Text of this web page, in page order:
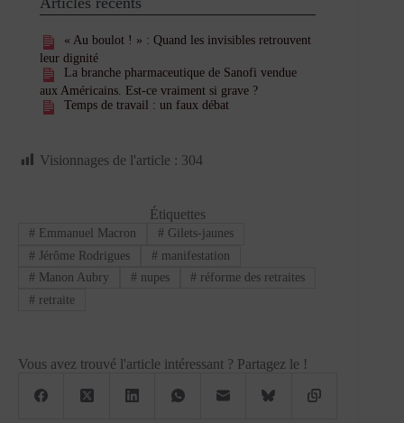
« Au boulot ! » : Quand les invisibles retrouvent
leur dignité
La branche pharmaceutique de Sanofi vendue
aux Américains. Est-ce vraiment si grave ?
Temps de travail : un faux débat
Visionnages de l'article : 304
Étiquettes
# Emmanuel Macron # Gilets-jaunes
# Jérôme Rodrigues # manifestation
# Manon Aubry # nupes # réforme des retraites
# retraite
Vous avez trouvé l'article intéressant ? Partagez le !